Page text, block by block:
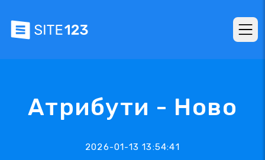
Атрибути - Ново
2026-01-13 13:54:41